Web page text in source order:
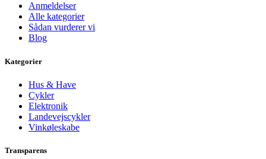
Anmeldelser
Alle kategorier
Sådan vurderer vi
Blog
Kategorier
Hus & Have
Cykler
Elektronik
Landevejscykler
Vinkøleskabe
Transparens